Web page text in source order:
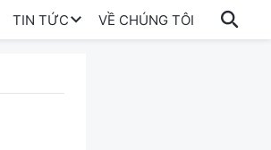
TIN TỨC VỀ CHÚNG TÔI